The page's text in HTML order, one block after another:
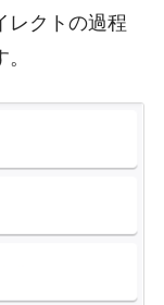
レクトの過程